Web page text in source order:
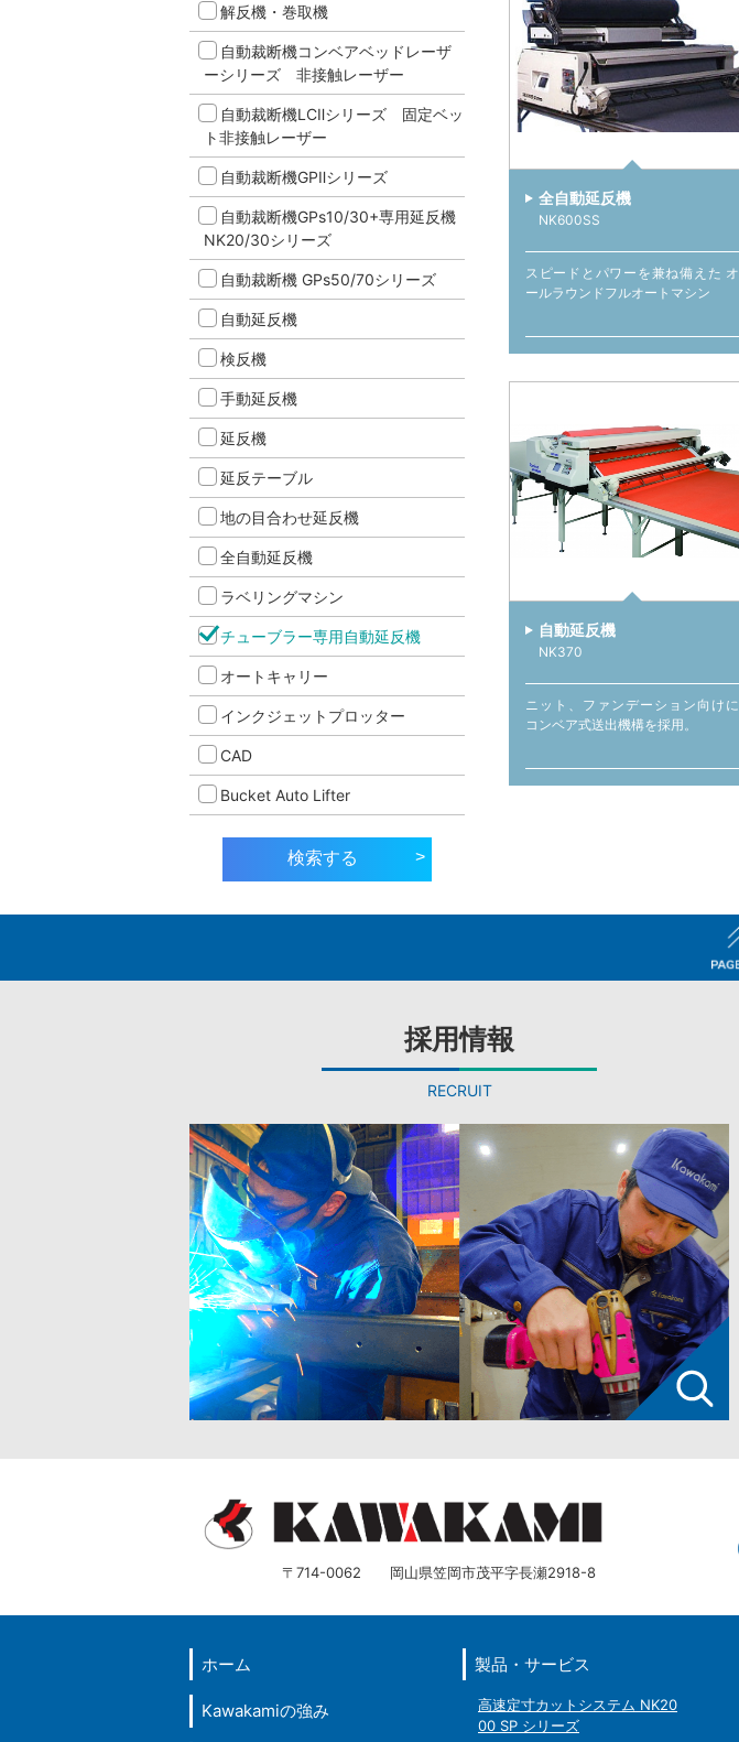
全自動延反機
NK600SS
スピードとパワーを兼ね備えた オ
ールラウンドフルオートマシン
自動延反機
NK370
ニット、ファンデーション向けに
コンベア式送出機構を採用。
解反機・巻取機
自動裁断機コンベアベッドレーザ
ーシリーズ 非接触レーザー
自動裁断機LCⅡシリーズ 固定ベッ
ト非接触レーザー
自動裁断機GPⅡシリーズ
自動裁断機GPs10/30+専用延反機
NK20/30シリーズ
自動裁断機 GPs50/70シリーズ
自動延反機
検反機
手動延反機
延反機
延反テーブル
地の目合わせ延反機
全自動延反機
ラベリングマシン
チューブラー専用自動延反機
オートキャリー
インクジェットプロッター
CAD
Bucket Auto Lifter
検索する >
採用情報
RECRUIT
〒714-0062 岡山県笠岡市茂平字長瀬2918-8
ホーム
Kawakamiの強み
製品・サービス
高速定寸カットシステム NK20
00 SP シリーズ